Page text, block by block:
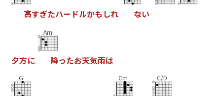
高すぎたハー ドルかもしれ ない
夕方に
Am
降ったお天気雨は
G Cm C/D